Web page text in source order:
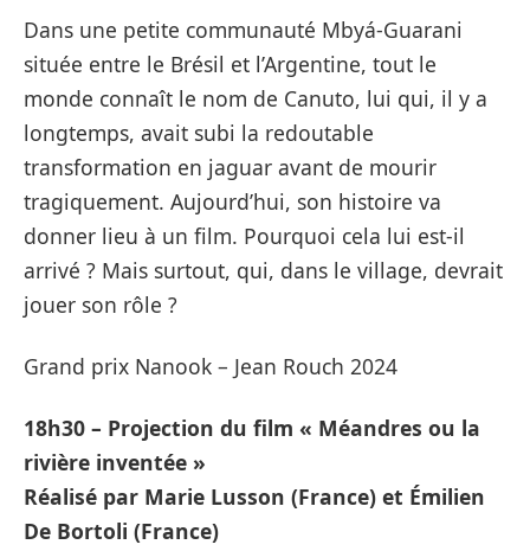
Dans une petite communauté Mbyá-Guarani
située entre le Brésil et l’Argentine, tout le
monde connaît le nom de Canuto, lui qui, il y a
longtemps, avait subi la redoutable
transformation en jaguar avant de mourir
tragiquement. Aujourd’hui, son histoire va
donner lieu à un film. Pourquoi cela lui est-il
arrivé ? Mais surtout, qui, dans le village, devrait
jouer son rôle ?
Grand prix Nanook – Jean Rouch 2024
18h30 – Projection du film « Méandres ou la
rivière inventée »
Réalisé par Marie Lusson (France) et Émilien
De Bortoli (France)